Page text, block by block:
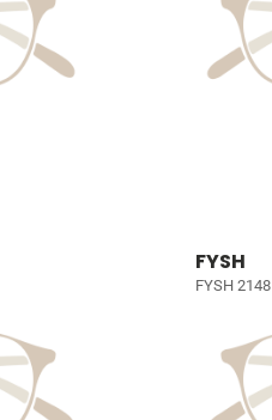
FYSH
FYSH 2148